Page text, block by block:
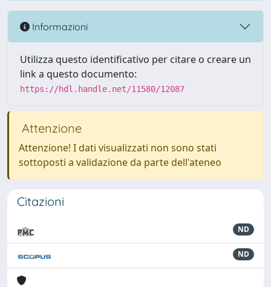
Informazioni
Utilizza questo identificativo per citare o creare un
link a questo documento:
https://hdl.handle.net/11580/12087
Attenzione
Attenzione! I dati visualizzati non sono stati
sottoposti a validazione da parte dell'ateneo
Citazioni
ND
ND